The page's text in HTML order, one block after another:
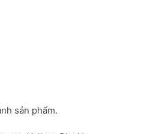
sản phẩm.